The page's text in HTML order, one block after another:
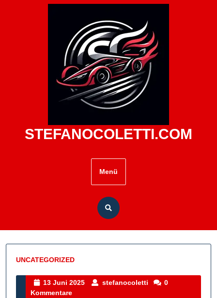
STEFANOCOLETTI.COM
Menü
UNCATEGORIZED
Kategorie
13 Juni 2025
13
stefanocoletti stefanocoletti
0
Kommentare